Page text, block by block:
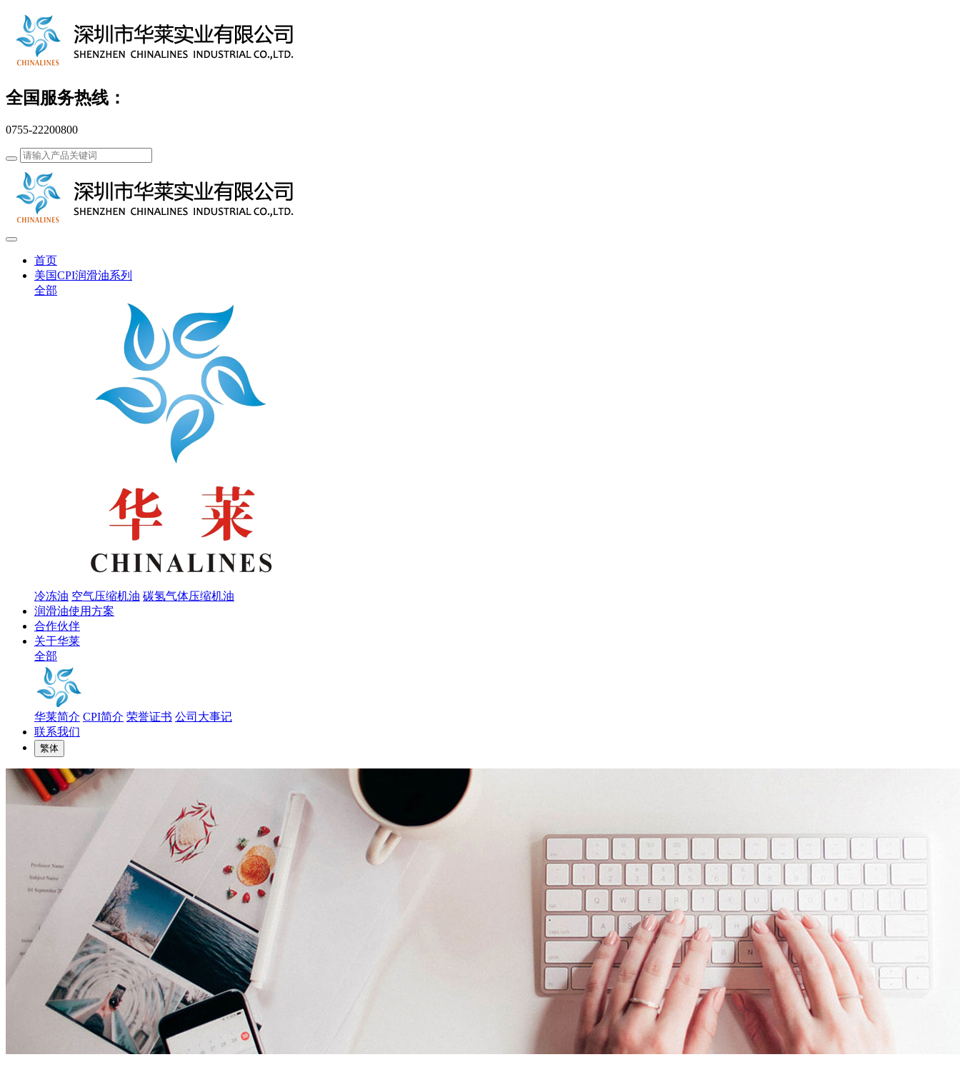
全国服务热线：
0755-22200800
首页
美国CPI润滑油系列
全部
冷冻油 空气压缩机油 碳氢气体压缩机油
润滑油使用方案
合作伙伴
关于华莱
全部
华莱简介 CPI简介 荣誉证书 公司大事记
联系我们
繁体